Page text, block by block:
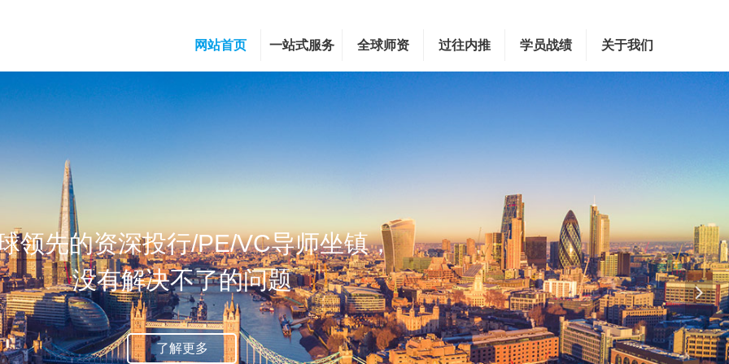
领先的资深投行/PE/VC导师坐镇，
没有解决不了的问题
了解更多
넲
网站首页 一站式服务 全球师资 过往内推 学员战绩 关于我们